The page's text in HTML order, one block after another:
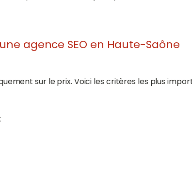
agence SEO en Haute-Saône
sur le prix. Voici les critères les plus